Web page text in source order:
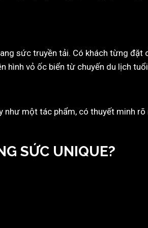
sức truyền tải. Có khách từng đặt
hình vỏ ốc biển từ chuyến du lịch
một tác phẩm, có thuyết minh rõ
SỨC UNIQUE?